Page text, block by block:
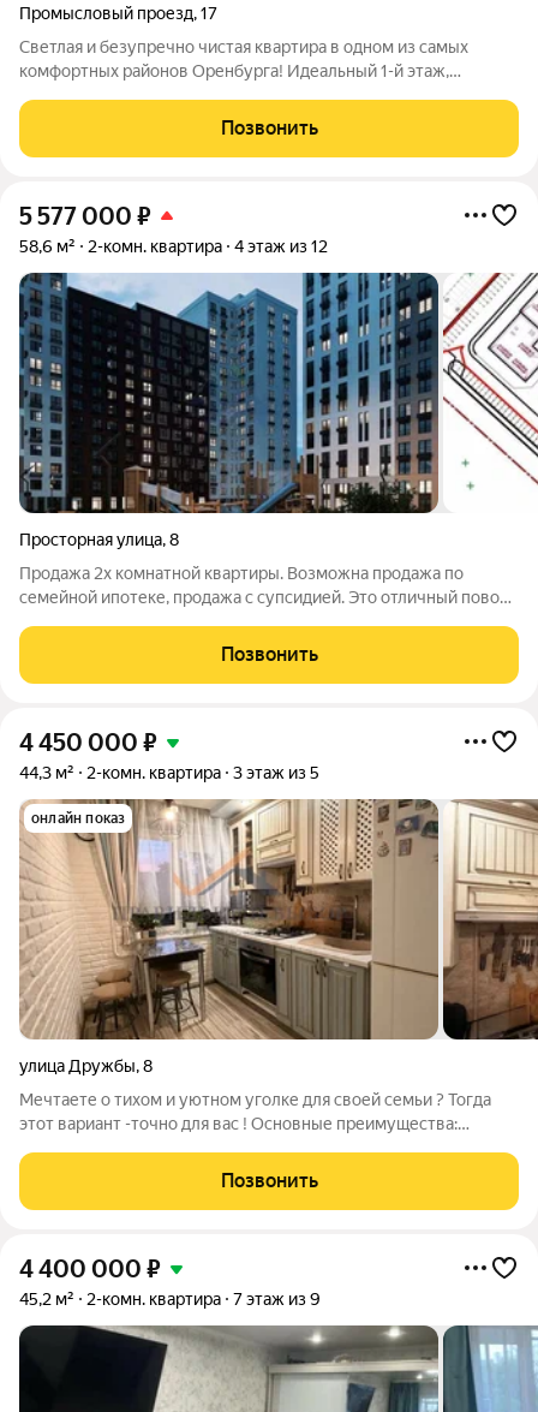
Промысловый проезд,17
Светлая и безупречно чистая квартира в одном из самых
комфортных районов Оренбурга! Идеальный 1-й этаж,
Ищете честную, опрятную
Позвонить
5 577 000 ₽
58,6 м² 2-комн. квартира 4 этаж из 12
Просторная улица,8
Продажа 2х комнатной квартиры. Возможна продажа по
семейной ипотеке, продажа с супсидией. Это отличный повод
при этом, ЖК "ФАМИЛЬНЫЕ КВАРТАЛЫ" не имеет аналогов в
нашем городе, 21 дом с
Позвонить
4 450 000 ₽
44,3 м² 2-комн. квартира 3 этаж из 5
онлайн показ
улица Дружбы,8
Мечтаете о тихом и уютном уголке для своей семьи ? Тогда
этот вариант -точно для вас ! Основные преимущества:
школ (включая Лицей №4), детских садов, супермаркетов и
гипермаркетов. Рядом
Позвонить
4 400 000 ₽
45,2 м² 2-комн. квартира 7 этаж из 9